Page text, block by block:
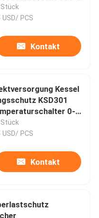
Stück
PCS
Kontakt
Kessel
KSD301
0-
Stück
PCS
Kontakt